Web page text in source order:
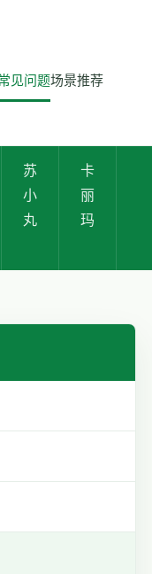
见问题场景推荐
苏
小
丸
卡
丽
玛